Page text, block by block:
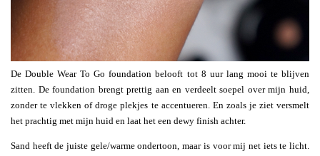
De Double Wear To Go foundation belooft tot 8 uur lang mooi te blijven
zitten. De foundation brengt prettig aan en verdeelt soepel over mijn huid,
zonder te vlekken of droge plekjes te accentueren. En zoals je ziet versmelt
het prachtig met mijn huid en laat het een dewy finish achter.
Sand heeft de juiste gele/warme ondertoon, maar is voor mij net iets te licht.